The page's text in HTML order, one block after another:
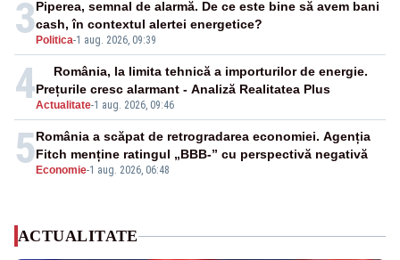
3 Politica-1 aug. 2026, 09:39
Piperea, semnal de alarmă. De ce este bine să avem bani
cash, în contextul alertei energetice?
4Actualitate-1 aug. 2026, 09:46
România, la limita tehnică a importurilor de energie.
Prețurile cresc alarmant - Analiză Realitatea Plus
5 Economie-1 aug. 2026, 06:48
România a scăpat de retrogradarea economiei. Agenția
Fitch menține ratingul „BBB-” cu perspectivă negativă
ACTUALITATE